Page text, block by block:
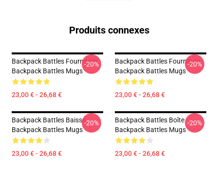
Produits connexes
Backpack Battles Fourniture
Backpack Battles Mugs
23,00 € - 26,68 €
-20%
Backpack Battles Fourniture
Backpack Battles Mugs
23,00 € - 26,68 €
-20%
Backpack Battles Baisse
Backpack Battles Mugs
23,00 € - 26,68 €
-20%
Backpack Battles Boîte
Backpack Battles Mugs
23,00 € - 26,68 €
-20%